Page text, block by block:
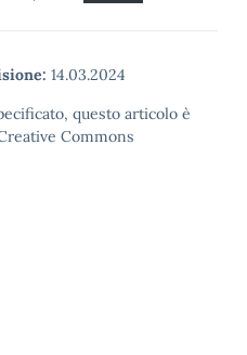
14.03.2024
questo articolo è
Commons